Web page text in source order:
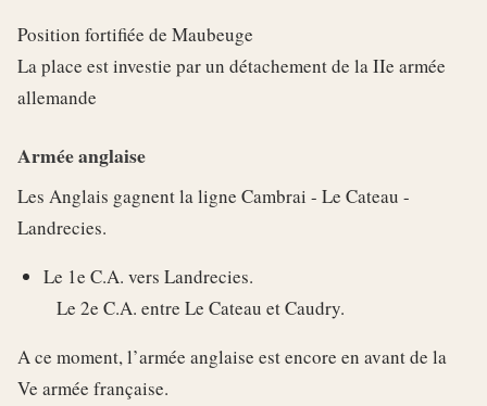
Position fortifiée de Maubeuge
La place est investie par un détachement de la IIe armée
allemande
Armée anglaise
Les Anglais gagnent la ligne Cambrai - Le Cateau -
Landrecies.
Le 1e C.A. vers Landrecies.
Le 2e C.A. entre Le Cateau et Caudry.
A ce moment, l’armée anglaise est encore en avant de la
Ve armée française.